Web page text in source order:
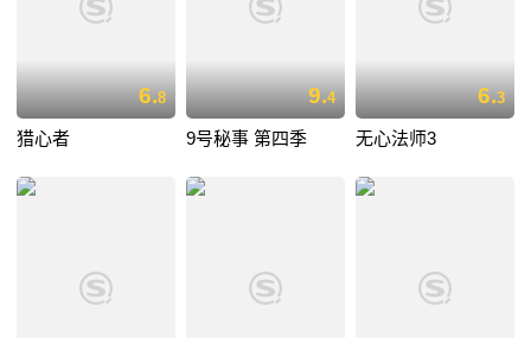
6.8
猎心者
9.4
9号秘事 第四季
6.3
无心法师3